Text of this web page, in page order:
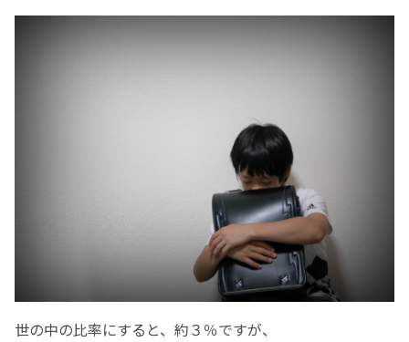
世の中の比率にすると、約３％ですが、